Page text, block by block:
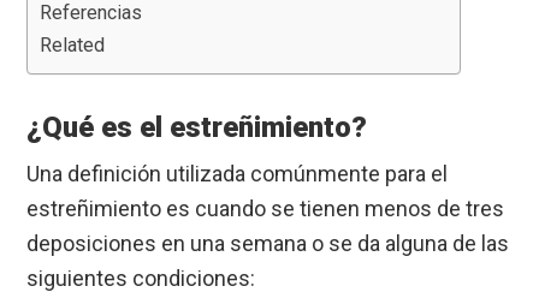
Referencias
Related
¿Qué es el estreñimiento?
Una definición utilizada comúnmente para el
estreñimiento es cuando se tienen menos de tres
deposiciones en una semana o se da alguna de las
siguientes condiciones: